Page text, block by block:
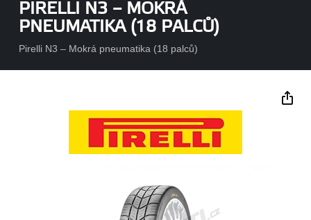
PIRELLI N3 – MOKRÁ
PNEUMATIKA (18 PALCŮ)
Pirelli N3 – Mokrá pneumatika (18 palců)